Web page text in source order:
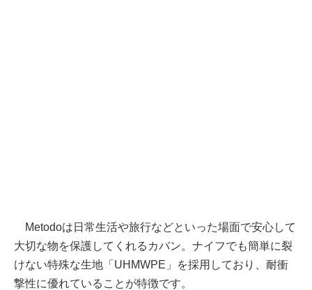
Metodoは日常生活や旅行などといった場面で安心して
大切な物を保護してくれるカバン。ナイフでも簡単に裂
けない特殊な生地「UHMWPE」を採用しており、耐衝
撃性に優れていることが特徴です。